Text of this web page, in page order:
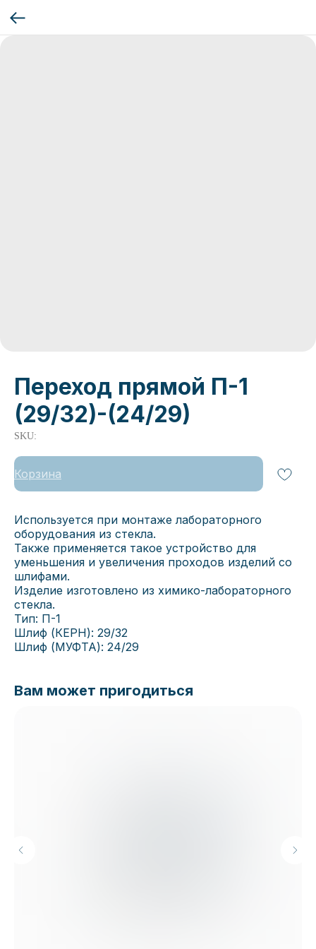
Переход прямой П-1
(29/32)-(24/29)
SKU:
Корзина
Используется при монтаже лабораторного
оборудования из стекла.
Также применяется такое устройство для
уменьшения и увеличения проходов изделий со
шлифами.
Изделие изготовлено из химико-лабораторного
стекла.
Тип: П-1
Шлиф (КЕРН): 29/32
Шлиф (МУФТА): 24/29
Вам может пригодиться